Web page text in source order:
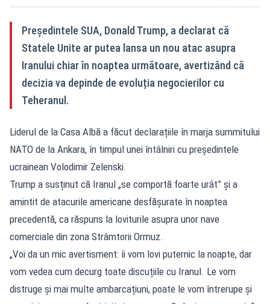
Președintele SUA, Donald Trump, a declarat că
Statele Unite ar putea lansa un nou atac asupra
Iranului chiar în noaptea următoare, avertizând că
decizia va depinde de evoluția negocierilor cu
Teheranul.
Liderul de la Casa Albă a făcut declarațiile în marja summitului
NATO de la Ankara, în timpul unei întâlniri cu președintele
ucrainean Volodimir Zelenski.
Trump a susținut că Iranul „se comportă foarte urât” și a
amintit de atacurile americane desfășurate în noaptea
precedentă, ca răspuns la loviturile asupra unor nave
comerciale din zona Strâmtorii Ormuz.
„Voi da un mic avertisment: îi vom lovi puternic la noapte, dar
vom vedea cum decurg toate discuțiile cu Iranul. Le vom
distruge și mai multe ambarcațiuni, poate le vom întrerupe și